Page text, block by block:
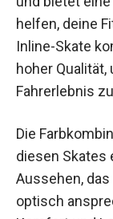
Funktionen,
erreichen.
innovative
das
optisch
Komfort und